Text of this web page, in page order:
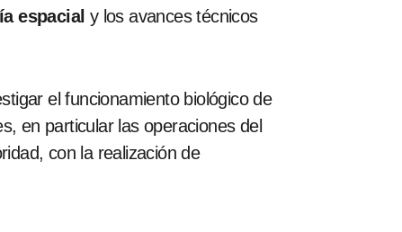
espacial y los avances técnicos
el funcionamiento biológico de
en particular las operaciones del
con la realización de